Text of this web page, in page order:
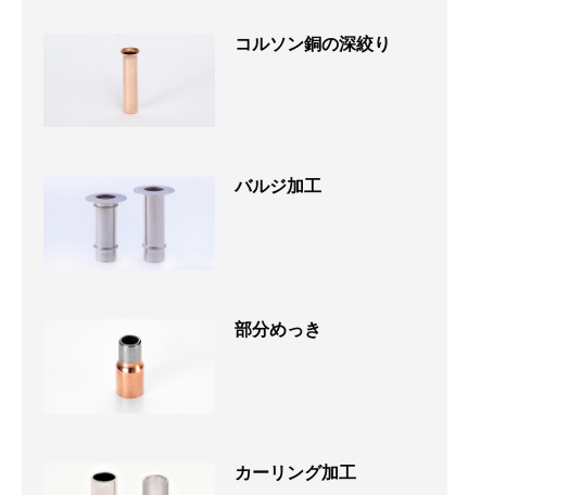
コルソン銅の深絞り
バルジ加工
部分めっき
カーリング加工